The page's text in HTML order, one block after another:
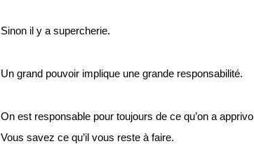
Sinon il y a supercherie.
Un grand pouvoir implique une grande responsabilité.
On est responsable pour toujours de ce qu’on a
Vous savez ce qu’il vous reste à faire.